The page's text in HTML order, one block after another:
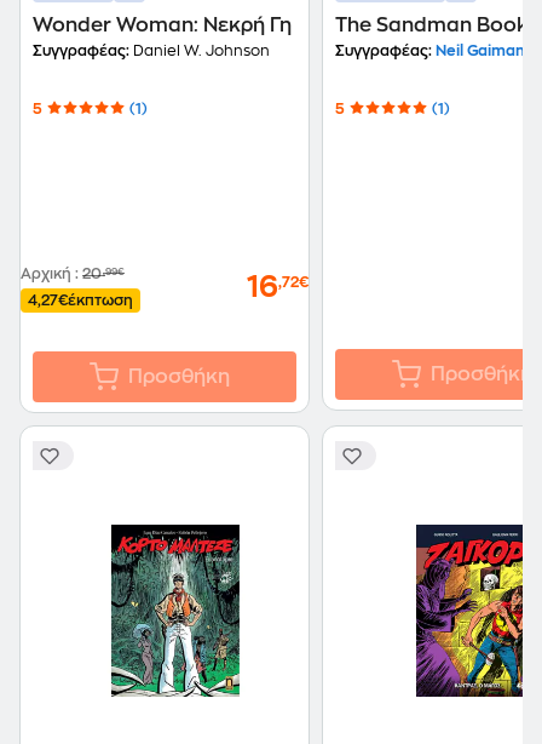
Wonder Woman: Νεκρή Γη
Συγγραφέας: Daniel W. Johnson
5 (1)
Αρχική : 20,99€
4,27€έκπτωση 16,72€
Προσθήκη
The Sandman Book
Συγγραφέας: Neil Gaiman
5 (1)
Προσθήκη